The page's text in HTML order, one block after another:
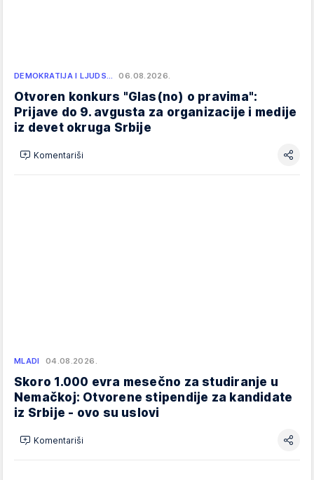
DEMOKRATIJA I LJUDS… 06.08.2026.
Otvoren konkurs "Glas(no) o pravima":
Prijave do 9. avgusta za organizacije i medije
iz devet okruga Srbije
Komentariši
MLADI 04.08.2026.
Skoro 1.000 evra mesečno za studiranje u
Nemačkoj: Otvorene stipendije za kandidate
iz Srbije - ovo su uslovi
Komentariši